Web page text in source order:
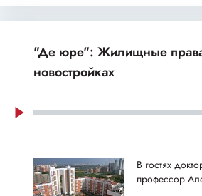
"Де юре": Жилищные
новостройках
В гостях
профессор